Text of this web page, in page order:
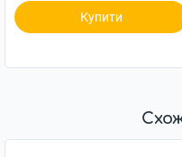
Купити